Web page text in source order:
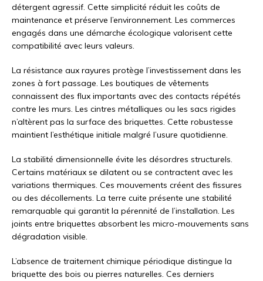
détergent agressif. Cette simplicité réduit les coûts de
maintenance et préserve l’environnement. Les commerces
engagés dans une démarche écologique valorisent cette
compatibilité avec leurs valeurs.
La résistance aux rayures protège l’investissement dans les
zones à fort passage. Les boutiques de vêtements
connaissent des flux importants avec des contacts répétés
contre les murs. Les cintres métalliques ou les sacs rigides
n’altèrent pas la surface des briquettes. Cette robustesse
maintient l’esthétique initiale malgré l’usure quotidienne.
La stabilité dimensionnelle évite les désordres structurels.
Certains matériaux se dilatent ou se contractent avec les
variations thermiques. Ces mouvements créent des fissures
ou des décollements. La terre cuite présente une stabilité
remarquable qui garantit la pérennité de l’installation. Les
joints entre briquettes absorbent les micro-mouvements sans
dégradation visible.
L’absence de traitement chimique périodique distingue la
briquette des bois ou pierres naturelles. Ces derniers